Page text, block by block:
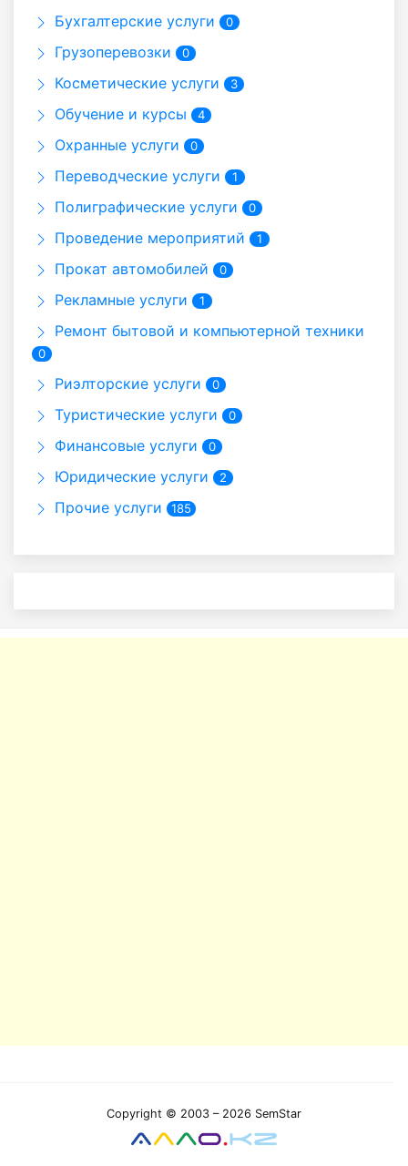
Бухгалтерские услуги 0
Грузоперевозки 0
Косметические услуги 3
Обучение и курсы 4
Охранные услуги 0
Переводческие услуги 1
Полиграфические услуги 0
Проведение мероприятий 1
Прокат автомобилей 0
Рекламные услуги 1
Ремонт бытовой и компьютерной техники
0
Риэлторские услуги 0
Туристические услуги 0
Финансовые услуги 0
Юридические услуги 2
Прочие услуги 185
Copyright © 2003 – 2026 SemStar